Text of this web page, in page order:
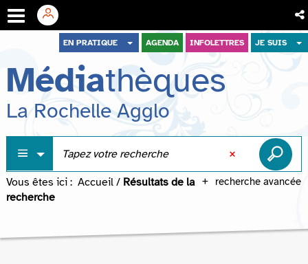
menu
contenu
recherche
EN PRATIQUE AGENDA INFOLETTRES JE SUIS
Médiathèques
La Rochelle Agglo
recherche avancée
Vous êtes ici : Accueil / Résultats de la
recherche